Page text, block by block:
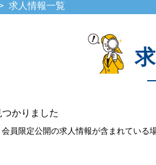
求人情報一覧
かりました
員限定公開の求人情報が含まれている